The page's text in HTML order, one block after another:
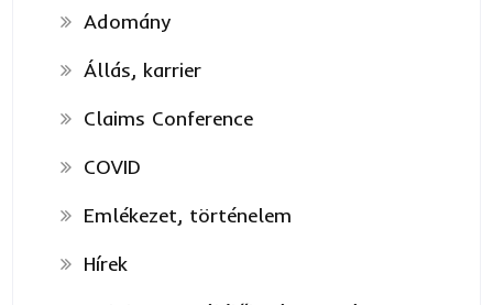
Adomány
Állás, karrier
Claims Conference
COVID
Emlékezet, történelem
Hírek